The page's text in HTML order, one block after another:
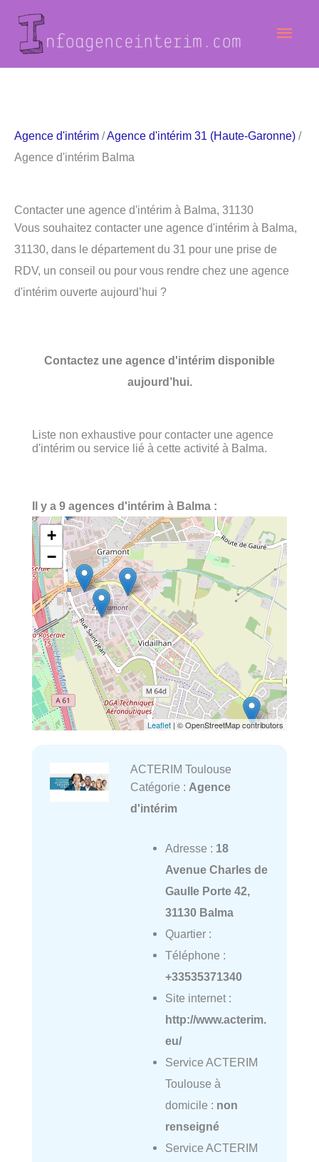
contenu
Agence d'intérim /Agence d'intérim 31 (Haute-Garonne) /
Agence d'intérim Balma
Contacter une agence d'intérim à Balma, 31130
Vous souhaitez contacter une agence d'intérim à Balma,
31130, dans le département du 31 pour une prise de
RDV, un conseil ou pour vous rendre chez une agence
d'intérim ouverte aujourd’hui ?
Contactez une agence d'intérim disponible
aujourd’hui.
Liste non exhaustive pour contacter une agence
d'intérim ou service lié à cette activité à Balma.
Il y a 9 agences d'intérim à Balma :
+
−
Leaflet | © OpenStreetMap contributors
ACTERIM Toulouse
Catégorie : Agence
d'intérim
Adresse : 18
Avenue Charles de
Gaulle Porte 42,
31130 Balma
Quartier :
Téléphone :
+33535371340
Site internet :
http://www.acterim.
eu/
Service ACTERIM
Toulouse à
domicile : non
renseigné
Service ACTERIM